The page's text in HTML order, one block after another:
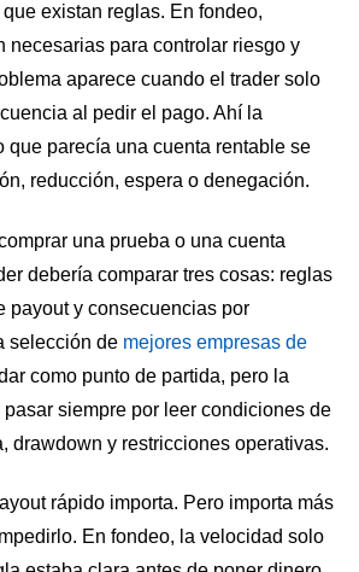
existan reglas. En fondeo,
necesarias para controlar riesgo y
aparece cuando el trader solo
al pedir el pago. Ahí la
que parecía una cuenta rentable se
reducción, espera o denegación.
una prueba o una cuenta
debería comparar tres cosas: reglas
payout y consecuencias por
selección de mejores empresas de
como punto de partida, pero la
siempre por leer condiciones de
drawdown y restricciones operativas.
rápido importa. Pero importa más
En fondeo, la velocidad solo